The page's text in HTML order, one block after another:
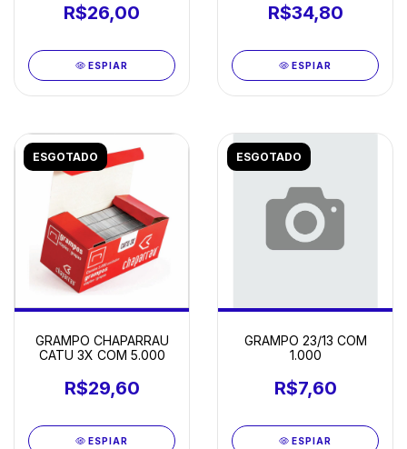
R$26,00
ESPIAR
R$34,80
ESPIAR
ESGOTADO
GRAMPO CHAPARRAU
CATU 3X COM 5.000
R$29,60
ESPIAR
ESGOTADO
GRAMPO 23/13 COM
1.000
R$7,60
ESPIAR